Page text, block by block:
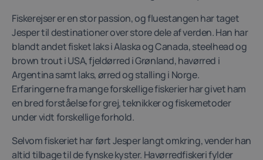
Fiskerejser er en stor passion, og fluestangen har taget
Jesper til destinationer over store dele af verden. Han har
blandt andet fisket laks i Alaska og Canada, steelhead og
brown trout i USA, fjeldørred i Grønland, havørred i
Argentina samt laks, ørred og stalling i Norge.
Erfaringerne fra mange forskellige fiskerier har givet ham
en bred forståelse for grej, teknikker og fiskemetoder
under vidt forskellige forhold.
Selvom fiskeriet har ført Jesper langt omkring, vender han
altid tilbage til de fynske kyster. Havørredfiskeri fylder